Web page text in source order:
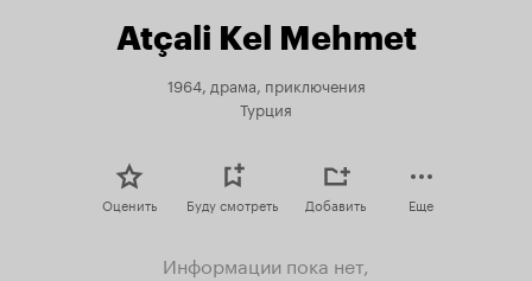
Atçali Kel Mehmet
1964, драма, приключения
Турция
Оценить Буду смотреть Добавить Еще
Информации пока нет,